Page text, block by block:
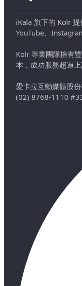
iKala 旗下的 Kolr
YouTube、
Kolr 專業團隊擁有
本，成功服務超過上
愛卡拉互動媒體股
(02) 8768-1110